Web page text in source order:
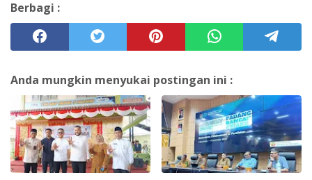
Berbagi :
Anda mungkin menyukai postingan ini :